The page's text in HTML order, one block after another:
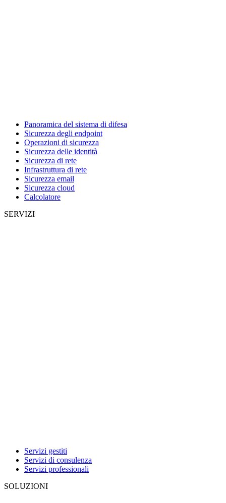
Panoramica del sistema di difesa
Sicurezza degli endpoint
Operazioni di sicurezza
Sicurezza delle identità
Sicurezza di rete
Infrastruttura di rete
Sicurezza email
Sicurezza cloud
Calcolatore
SERVIZI
Servizi gestiti
Servizi di consulenza
Servizi professionali
SOLUZIONI